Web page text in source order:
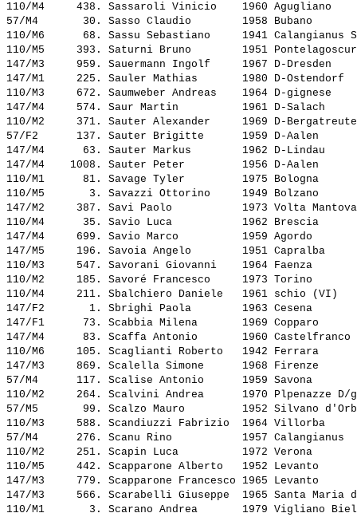
110/M4     438. Sassaroli Vinicio
1960 Agugliano
57/M4       30. Sasso Claudio
1958 Bubano
110/M6      68. Sassu Sebastiano
1941
110/M5     393. Saturni Bruno
1951
147/M3     959. Sauermann Ingolf
1967 D-
147/M1     225. Sauler Mathias
1980 D-
110/M3     672. Saumweber Andreas
1964 D-
147/M4     574. Saur Martin
1961 D-Salach
110/M2     371. Sauter Alexander
1969 D-
57/F2      137. Sauter Brigitte
1959 D-Aalen
147/M4      63. Sauter Markus
1962 D-Lindau
147/M4    1008. Sauter Peter
1956 D-Aalen
110/M1      81. Savage Tyler
1975 Bologna
110/M5       3. Savazzi Ottorino
1949 Bolzano
147/M2     387. Savi Paolo
1973 Volta
110/M4      35. Savio Luca
1962 Brescia
147/M4     699. Savio Marco
1959 Agordo
147/M5     196. Savoia Angelo
1951 Capralba
110/M3     547. Savorani Giovanni
1964 Faenza
110/M2     185. Savoré Francesco
1973 Torino
110/M4     211. Sbalchiero Daniele
1961 schio (VI)
147/F2       1. Sbrighi Paola
1963 Cesena
147/F1      73. Scabbia Milena
1969 Copparo
147/M4      83. Scaffa Antonio
1960
110/M6     105. Scaglianti Roberto
1942 Ferrara
147/M3     869. Scalella Simone
1968 Firenze
57/M4      117. Scalise Antonio
1959 Savona
110/M2     264. Scalvini Andrea
1970
57/M5       99. Scalzo Mauro
1952 Silvano
110/M3     588. Scandiuzzi Fabrizio
1964 Villorba
57/M4      276. Scanu Rino
1957
110/M2     251. Scapin Luca
1972 Verona
110/M5     442. Scapparone Alberto
1952 Levanto
147/M3     779. Scapparone Francesco 1965 Levanto
147/M3     566. Scarabelli Giuseppe
1965 Santa
110/M1       3. Scarano Andrea
1979 Vigliano